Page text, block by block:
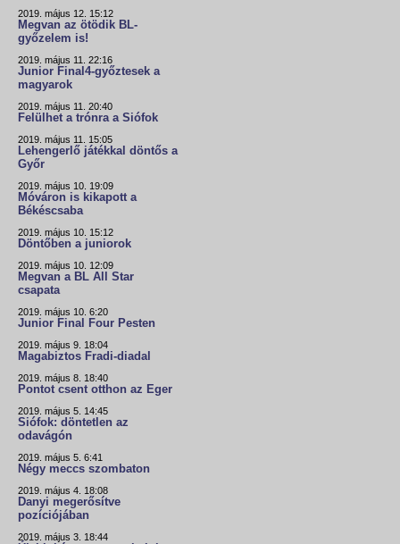
2019. május 12. 15:12
Megvan az ötödik BL-
győzelem is!
2019. május 11. 22:16
Junior Final4-győztesek a
magyarok
2019. május 11. 20:40
Felülhet a trónra a Siófok
2019. május 11. 15:05
Lehengerlő játékkal döntős a
Győr
2019. május 10. 19:09
Móváron is kikapott a
Békéscsaba
2019. május 10. 15:12
Döntőben a juniorok
2019. május 10. 12:09
Megvan a BL All Star
csapata
2019. május 10. 6:20
Junior Final Four Pesten
2019. május 9. 18:04
Magabiztos Fradi-diadal
2019. május 8. 18:40
Pontot csent otthon az Eger
2019. május 5. 14:45
Siófok: döntetlen az
odavágón
2019. május 5. 6:41
Négy meccs szombaton
2019. május 4. 18:08
Danyi megerősítve
pozíciójában
2019. május 3. 18:44